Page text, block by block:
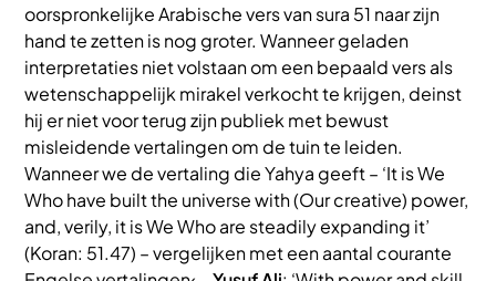
oorspronkelijke Arabische vers van sura 51 naar zijn
hand te zetten is nog groter. Wanneer geladen
interpretaties niet volstaan om een bepaald vers als
wetenschappelijk mirakel verkocht te krijgen, deinst
hij er niet voor terug zijn publiek met bewust
misleidende vertalingen om de tuin te leiden.
Wanneer we de vertaling die Yahya geeft – ‘It is We
Who have built the universe with (Our creative) power,
and, verily, it is We Who are steadily expanding it’
(Koran: 51.47) – vergelijken met een aantal courante